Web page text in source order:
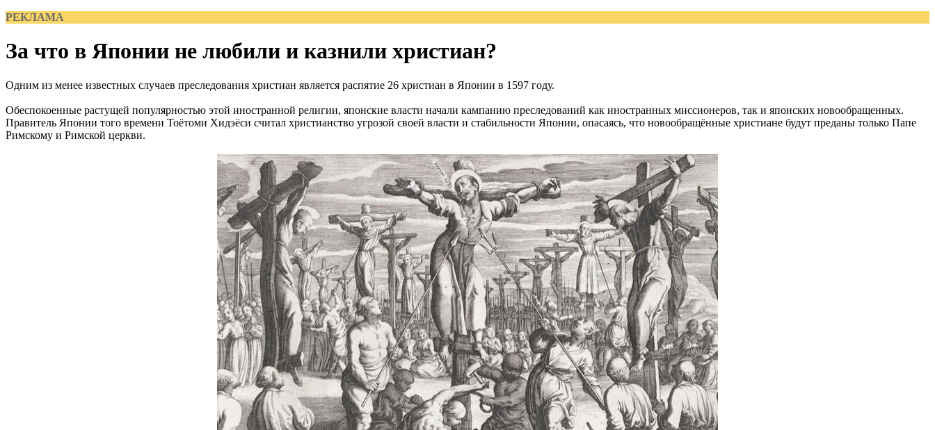
РЕКЛАМА
За что в Японии не любили и казнили христиан?
Одним из менее известных случаев преследования христиан является распятие 26 христиан в Японии в 1597 году.
Обеспокоенные растущей популярностью этой иностранной религии, японские власти начали кампанию преследований как иностранных миссионеров, так и японских новообращенных.
Правитель Японии того времени Тоётоми Хидэёси считал христианство угрозой своей власти и стабильности Японии, опасаясь, что новообращённые христиане будут преданы только Папе
Римскому и Римской церкви.